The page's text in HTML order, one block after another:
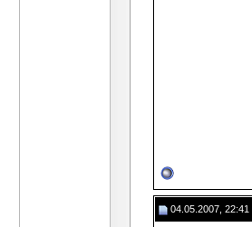
04.05.2007, 22:41